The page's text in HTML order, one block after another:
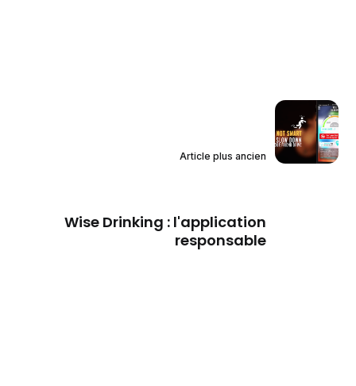
Article plus ancien
Wise Drinking : l'application
responsable